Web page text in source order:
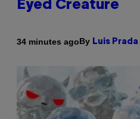
Eyed Creature
34 minutes agoBy Luis Prada